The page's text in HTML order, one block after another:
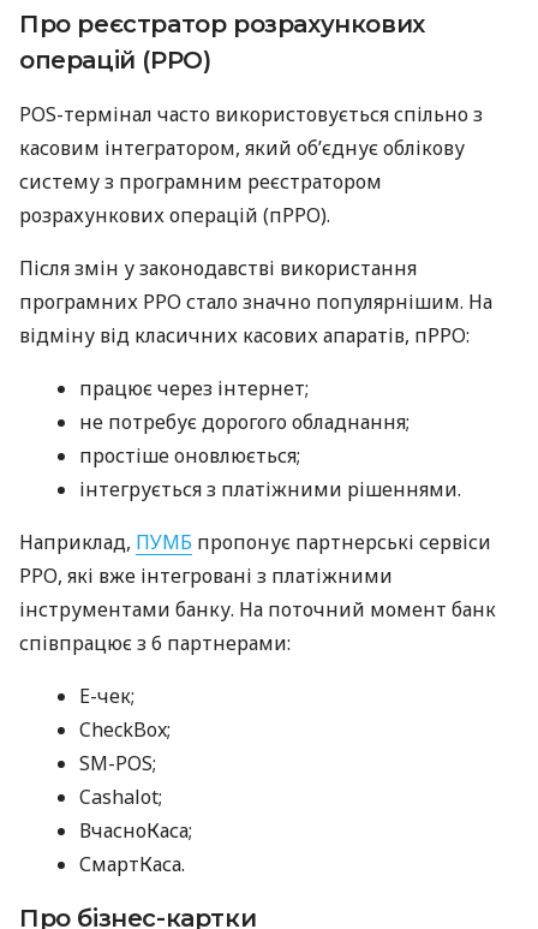
Про реєстратор розрахункових
операцій (РРО)
POS-термінал часто використовується спільно з
касовим інтегратором, який об’єднує облікову
систему з програмним реєстратором
розрахункових операцій (пРРО).
Після змін у законодавстві використання
програмних РРО стало значно популярнішим. На
відміну від класичних касових апаратів, пРРО:
працює через інтернет;
не потребує дорогого обладнання;
простіше оновлюється;
інтегрується з платіжними рішеннями.
Наприклад, ПУМБ пропонує партнерські сервіси
РРО, які вже інтегровані з платіжними
інструментами банку. На поточний момент банк
співпрацює з 6 партнерами:
E-чек;
CheckBox;
SM-POS;
Cashalot;
ВчасноКаса;
СмартКаса.
Про бізнес-картки